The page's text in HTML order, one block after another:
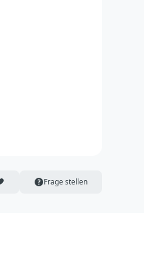
AUF DIE MERKLISTE
Frage stellen